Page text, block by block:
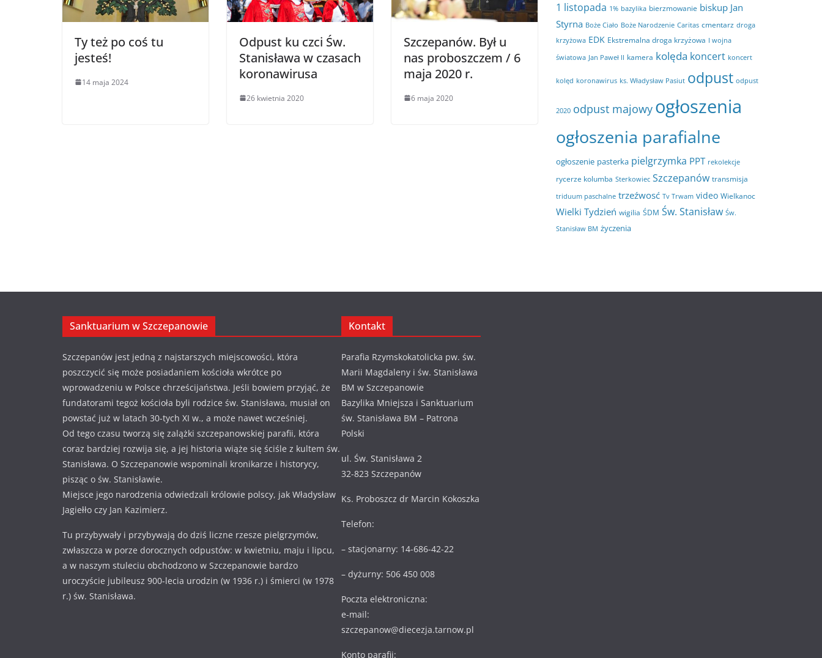
Ty też po coś tu
jesteś!
14 maja 2024
Odpust ku czci Św.
Stanisława w czasach
koronawirusa
26 kwietnia 2020
Szczepanów. Był u
nas proboszczem / 6
maja 2020 r.
6 maja 2020
w
a
1 listopada 1% bazylika bierzmowanie biskup Jan
Styrna Boże Ciało Boże Narodzenie Caritas cmentarz droga
krzyżowa EDK Ekstremalna droga krzyżowa I wojna
światowa Jan Paweł II kamera kolęda koncert koncert
kolęd koronawirus ks. Władysław Pasiut odpust odpust
2020 odpust majowy ogłoszenia
ogłoszenia parafialne
ogłoszenie pasterka pielgrzymka PPT rekolekcje
rycerze kolumba Sterkowiec Szczepanów transmisja
triduum paschalne trzeźwosć Tv Trwam video Wielkanoc
Wielki Tydzień wigilia ŚDM Św. Stanisław Św.
Stanisław BM życzenia
Sanktuarium w Szczepanowie
Szczepanów jest jedną z najstarszych miejscowości, która
poszczycić się może posiadaniem kościoła wkrótce po
wprowadzeniu w Polsce chrześcijaństwa. Jeśli bowiem przyjąć, że
fundatorami tegoż kościoła byli rodzice św. Stanisława, musiał on
powstać już w latach 30-tych XI w., a może nawet wcześniej.
Od tego czasu tworzą się zalążki szczepanowskiej parafii, która
coraz bardziej rozwija się, a jej historia wiąże się ściśle z kultem św.
Stanisława. O Szczepanowie wspominali kronikarze i historycy,
pisząc o św. Stanisławie.
Miejsce jego narodzenia odwiedzali królowie polscy, jak Władysław
Jagiełło czy Jan Kazimierz.
Tu przybywały i przybywają do dziś liczne rzesze pielgrzymów,
zwłaszcza w porze dorocznych odpustów: w kwietniu, maju i lipcu,
a w naszym stuleciu obchodzono w Szczepanowie bardzo
uroczyście jubileusz 900-lecia urodzin (w 1936 r.) i śmierci (w 1978
r.) św. Stanisława.
Kontakt
Parafia Rzymskokatolicka pw. św.
Marii Magdaleny i św. Stanisława
BM w Szczepanowie
Bazylika Mniejsza i Sanktuarium
św. Stanisława BM – Patrona
Polski
ul. Św. Stanisława 2
32-823 Szczepanów
Ks. Proboszcz dr Marcin Kokoszka
Telefon:
– stacjonarny: 14-686-42-22
– dyżurny: 506 450 008
Poczta elektroniczna:
e-mail:
szczepanow@diecezja.tarnow.pl
Konto parafii: